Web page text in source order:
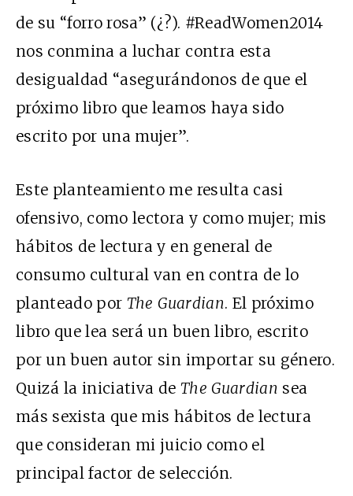
de su “forro rosa” (¿?). #ReadWomen2014
nos conmina a luchar contra esta
desigualdad “asegurándonos de que el
próximo libro que leamos haya sido
escrito por una mujer”.
Este planteamiento me resulta casi
ofensivo, como lectora y como mujer; mis
hábitos de lectura y en general de
consumo cultural van en contra de lo
planteado por The Guardian. El próximo
libro que lea será un buen libro, escrito
por un buen autor sin importar su género.
Quizá la iniciativa de The Guardian sea
más sexista que mis hábitos de lectura
que consideran mi juicio como el
principal factor de selección.